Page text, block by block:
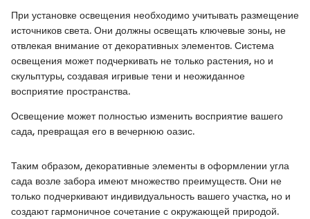
При установке освещения необходимо учитывать размещение
источников света. Они должны освещать ключевые зоны, не
отвлекая внимание от декоративных элементов. Система
освещения может подчеркивать не только растения, но и
скульптуры, создавая игривые тени и неожиданное
восприятие пространства.
Освещение может полностью изменить восприятие вашего
сада, превращая его в вечернюю оазис.
Таким образом, декоративные элементы в оформлении угла
сада возле забора имеют множество преимуществ. Они не
только подчеркивают индивидуальность вашего участка, но и
создают гармоничное сочетание с окружающей природой.